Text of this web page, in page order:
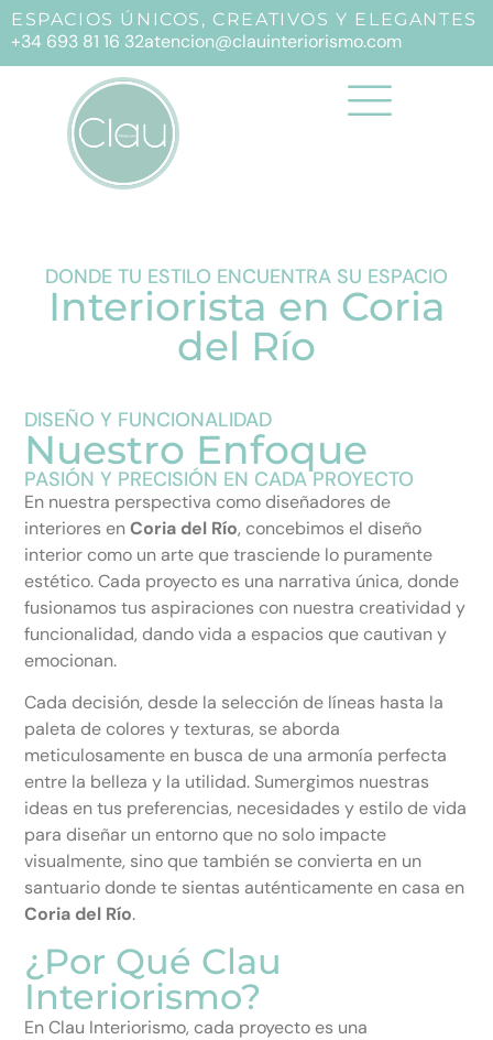
ESPACIOS ÚNICOS, CREATIVOS Y ELEGANTES
+34 693 81 16 32atencion@clauinteriorismo.com
DONDE TU ESTILO ENCUENTRA SU ESPACIO
Interiorista en Coria
del Río
DISEÑO Y FUNCIONALIDAD
Nuestro Enfoque
PASIÓN Y PRECISIÓN EN CADA PROYECTO
En nuestra perspectiva como diseñadores de
interiores enCoria del Río, concebimos el diseño
interior como un arte que trasciende lo puramente
estético. Cada proyecto es una narrativa única, donde
fusionamos tus aspiraciones con nuestra creatividad y
funcionalidad, dando vida a espacios que cautivan y
emocionan.
Cada decisión, desde la selección de líneas hasta la
paleta de colores y texturas, se aborda
meticulosamente en busca de una armonía perfecta
entre la belleza y la utilidad. Sumergimos nuestras
ideas en tus preferencias, necesidades y estilo de vida
para diseñar un entorno que no solo impacte
visualmente, sino que también se convierta en un
santuario donde te sientas auténticamente en casa en
Coria del Río.
¿Por Qué Clau
Interiorismo?
En Clau Interiorismo, cada proyecto es una